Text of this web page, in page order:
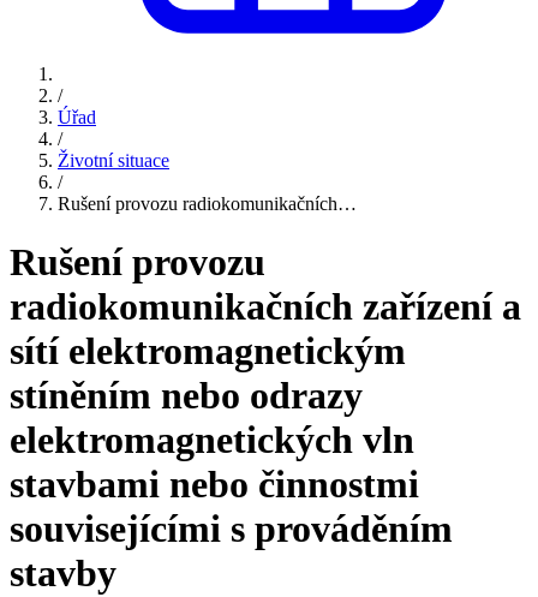
/
Úřad
/
Životní situace
/
Rušení provozu radiokomunikačních…
Rušení provozu
radiokomunikačních zařízení a
sítí elektromagnetickým
stíněním nebo odrazy
elektromagnetických vln
stavbami nebo činnostmi
souvisejícími s prováděním
stavby